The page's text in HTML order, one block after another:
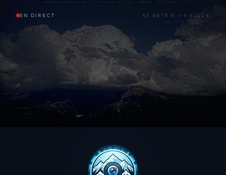
EN DIRECT 45.8878 N — 6.6211 E